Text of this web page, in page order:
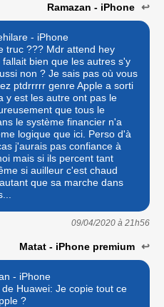
Ramazan - iPhone ↩
- iPhone
truc ??? Mdr attend hey
fallait bien que les autres s'y
non ? Je sais pas où vous
ptdrrrrr genre Apple a sorti
y est les autre ont pas le
que tous le
le système financier n'a
logique que ici. Perso d'à
j'aurais pas confiance à
mais si ils percent tant
si auilleur c'est chaud
que sa marche dans
09/04/2020 à 21h56
Matat - iPhone premium ↩
- iPhone
de Huawei: Je copie tout ce
?